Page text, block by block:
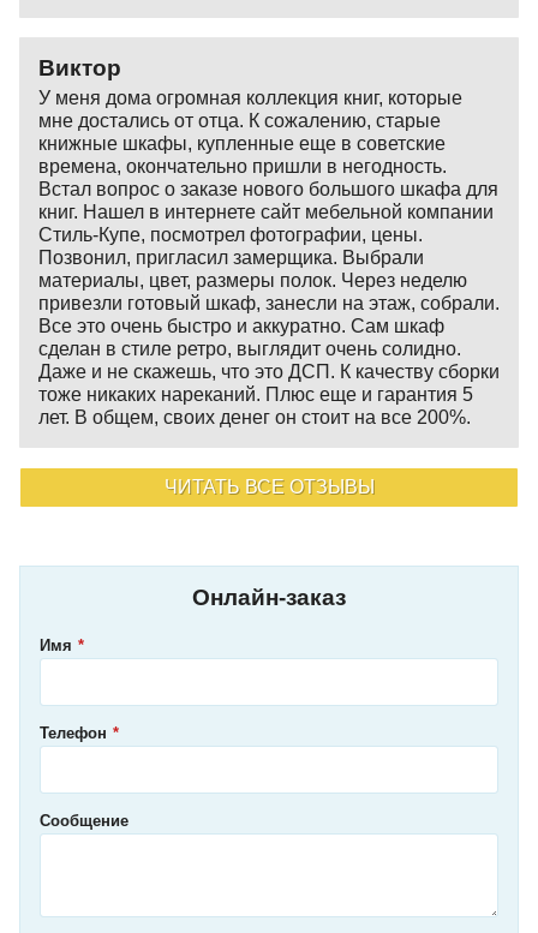
Виктор
У меня дома огромная коллекция книг, которые
мне достались от отца. К сожалению, старые
книжные шкафы, купленные еще в советские
времена, окончательно пришли в негодность.
Встал вопрос о заказе нового большого шкафа для
книг. Нашел в интернете сайт мебельной компании
Стиль-Купе, посмотрел фотографии, цены.
Позвонил, пригласил замерщика. Выбрали
материалы, цвет, размеры полок. Через неделю
привезли готовый шкаф, занесли на этаж, собрали.
Все это очень быстро и аккуратно. Сам шкаф
сделан в стиле ретро, выглядит очень солидно.
Даже и не скажешь, что это ДСП. К качеству сборки
тоже никаких нареканий. Плюс еще и гарантия 5
лет. В общем, своих денег он стоит на все 200%.
ЧИТАТЬ ВСЕ ОТЗЫВЫ
Онлайн-заказ
Имя
Телефон
Сообщение